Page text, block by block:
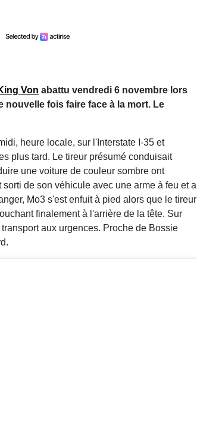
Von abattu vendredi 6 novembre lors
fois faire face à la mort. Le
heure locale, sur l'Interstate I-35 et
plus tard. Le tireur présumé conduisait
une voiture de couleur sombre ont
de son véhicule avec une arme à feu et a
Mo3 s'est enfuit à pied alors que le tireur
finalement à l'arrière de la tête. Sur
aux urgences. Proche de Bossie